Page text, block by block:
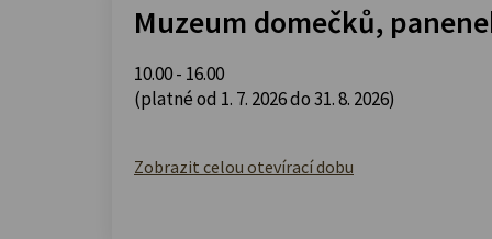
Muzeum domečků,
10.00 - 16.00
(platné od 1. 7. 2026 do 31. 8. 2026)
Zobrazit celou otevírací dobu